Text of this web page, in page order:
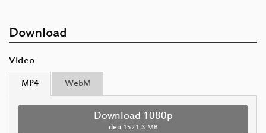
Download
Video
MP4 WebM
Download 1080p
deu 1521.3 MB